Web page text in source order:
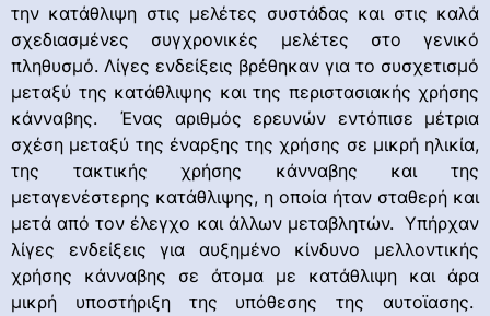
την κατάθλιψη στις μελέτες συστάδας και στις καλά
σχεδιασμένες συγχρονικές μελέτες στο γενικό
πληθυσμό. Λίγες ενδείξεις βρέθηκαν για το συσχετισμό
μεταξύ της κατάθλιψης και της περιστασιακής χρήσης
κάνναβης. Ένας αριθμός ερευνών εντόπισε μέτρια
σχέση μεταξύ της έναρξης της χρήσης σε μικρή ηλικία,
της τακτικής χρήσης κάνναβης και της
μεταγενέστερης κατάθλιψης, η οποία ήταν σταθερή και
μετά από τον έλεγχο και άλλων μεταβλητών. Υπήρχαν
λίγες ενδείξεις για αυξημένο κίνδυνο μελλοντικής
χρήσης κάνναβης σε άτομα με κατάθλιψη και άρα
μικρή υποστήριξη της υπόθεσης της αυτοϊασης.